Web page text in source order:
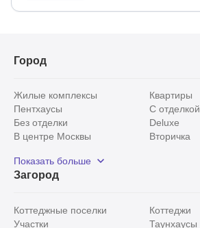
Город
Жилые комплексы
Квартиры
Пентхаусы
С отделкой
Без отделки
Deluxe
В центре Москвы
Вторичка
Рядом с парком
С панорамными окнами
Показать больше
Загород
Коттеджные поселки
Коттеджи
Участки
Таунхаусы